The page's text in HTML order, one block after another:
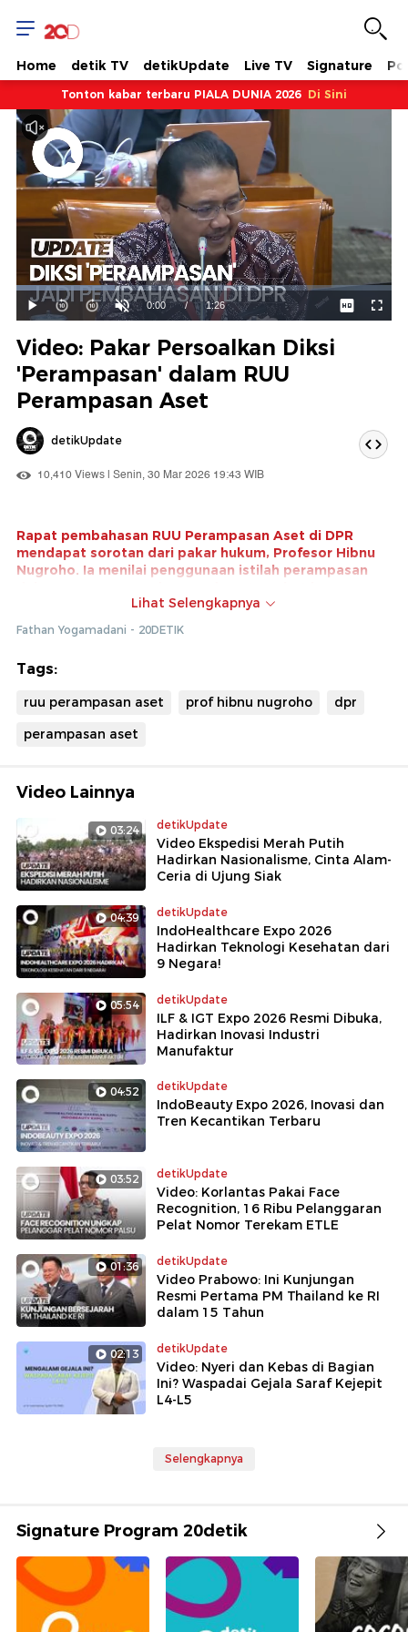
Home detik TV detikUpdate Live TV Signature
Tonton kabar terbaru PIALA DUNIA 2026 Di Sini
Mainkan
Suara
Hidup
Waktu
0:00 / Durasi
1:26
Dimuat:
26.22%
Video: Pakar Persoalkan Diksi
'Perampasan' dalam RUU
Perampasan Aset
detikUpdate
10,410 Views | Senin, 30 Mar 2026 19:43 WIB
Rapat pembahasan RUU Perampasan Aset di DPR
mendapat sorotan dari pakar hukum, Profesor Hibnu
Nugroho. Ia menilai penggunaan istilah perampasan
tepat dan berpotensi menimbulkan persoalan hukum.
Hibnu mengingatkan, diksi tersebut bisa menimbulkan
secara jelas. Ia pun mendorong agar konsep dalam RUU
dan kepastian hukum.
Lihat Selengkapnya
Fathan Yogamadani - 20DETIK
Tags:
ruu perampasan aset prof hibnu nugroho
dpr
perampasan aset
Video Lainnya
03:24 detikUpdate
Video Ekspedisi Merah Putih
Hadirkan Nasionalisme, Cinta Alam-
Ceria di Ujung Siak
04:39 detikUpdate
IndoHealthcare Expo 2026
Hadirkan Teknologi Kesehatan dari
9 Negara!
05:54 detikUpdate
ILF & IGT Expo 2026 Resmi Dibuka,
Hadirkan Inovasi Industri
Manufaktur
04:52 detikUpdate
IndoBeauty Expo 2026, Inovasi dan
Tren Kecantikan Terbaru
03:52 detikUpdate
Video: Korlantas Pakai Face
Recognition, 16 Ribu Pelanggaran
Pelat Nomor Terekam ETLE
01:36 detikUpdate
Video Prabowo: Ini Kunjungan
Resmi Pertama PM Thailand ke RI
dalam 15 Tahun
02:13 detikUpdate
Video: Nyeri dan Kebas di Bagian
Ini? Waspadai Gejala Saraf Kejepit
L4-L5
Selengkapnya
Signature Program 20detik